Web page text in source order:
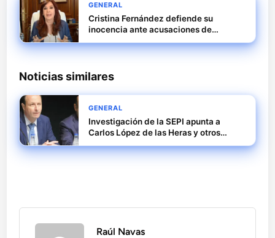
GENERAL
Cristina Fernández defiende su
inocencia ante acusaciones de
corrupción en licitaciones públicas
Noticias similares
GENERAL
Investigación de la SEPI apunta a
Carlos López de las Heras y otros
directivos de Tubos Reunidos
Raúl Navas